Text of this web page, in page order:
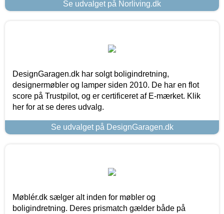
Se udvalget på Norliving.dk
DesignGaragen.dk har solgt boligindretning,
designermøbler og lamper siden 2010. De har en flot
score på Trustpilot, og er certificeret af E-mærket. Klik
her for at se deres udvalg.
Se udvalget på DesignGaragen.dk
Møblér.dk sælger alt inden for møbler og
boligindretning. Deres prismatch gælder både på